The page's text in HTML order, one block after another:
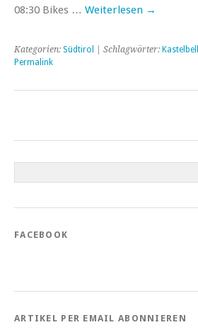
08:30 Bikes … Weiterlesen →
Kategorien: Südtirol | Schlagwörter: Kastelbell
Permalink
FACEBOOK
ARTIKEL PER EMAIL ABONNIEREN